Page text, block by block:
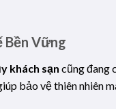
Bền Vững
khách sạn cũng đang
bảo vệ thiên nhiên